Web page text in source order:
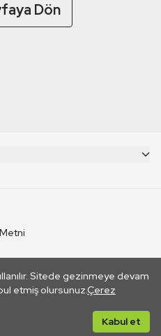
Dön
Sitede gezinmeye devam
etmiş olursunuz.Çerez
Kabul et
Bağlantı yoluyla gidilen dış